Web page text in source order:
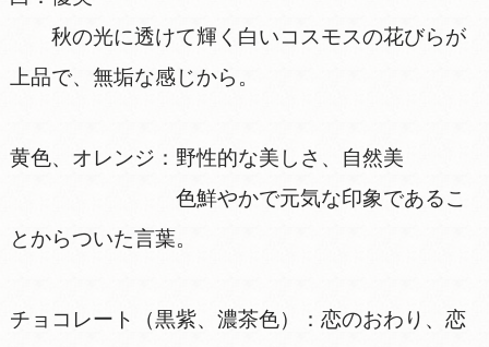
秋の光に透けて輝く白いコスモスの花びらが
上品で、無垢な感じから。
黄色、オレンジ：野性的な美しさ、自然美
色鮮やかで元気な印象であるこ
とからついた言葉。
チョコレート（黒紫、濃茶色）：恋のおわり、恋